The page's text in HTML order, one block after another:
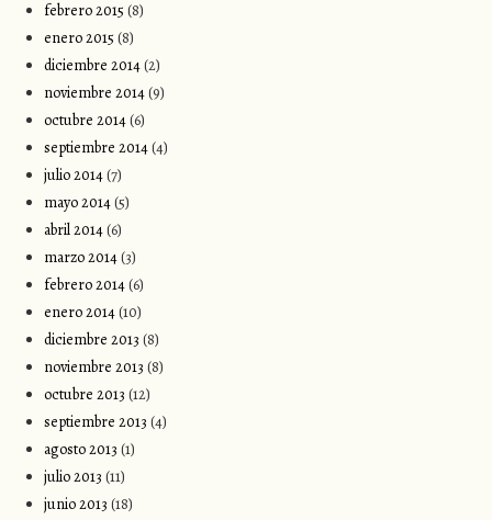
febrero 2015 (8)
enero 2015 (8)
diciembre 2014(2)
noviembre 2014(9)
octubre 2014(6)
septiembre 2014(4)
julio 2014(7)
mayo 2014(5)
abril 2014(6)
marzo 2014(3)
febrero 2014(6)
enero 2014(10)
diciembre 2013 (8)
noviembre 2013 (8)
octubre 2013 (12)
septiembre 2013 (4)
agosto 2013 (1)
julio 2013 (11)
junio 2013 (18)